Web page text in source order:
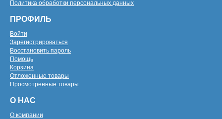
Политика обработки персональных данных
ПРОФИЛЬ
Войти
Зарегистрироваться
Восстановить пароль
Помощь
Корзина
Отложенные товары
Просмотренные товары
О НАС
О компании